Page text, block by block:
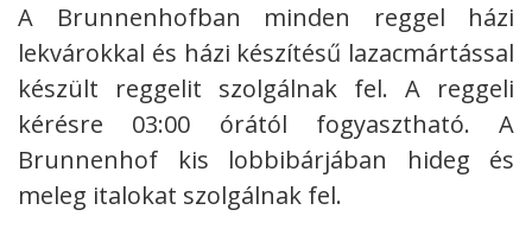
A Brunnenhofban minden reggel házi
lekvárokkal és házi készítésű lazacmártással
készült reggelit szolgálnak fel. A reggeli
kérésre 03:00 órától fogyasztható. A
Brunnenhof kis lobbibárjában hideg és
meleg italokat szolgálnak fel.